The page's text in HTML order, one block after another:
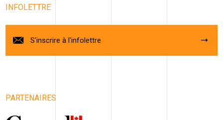
INFOLETTRE
S'inscrire à l'infolettre
PARTENAIRES